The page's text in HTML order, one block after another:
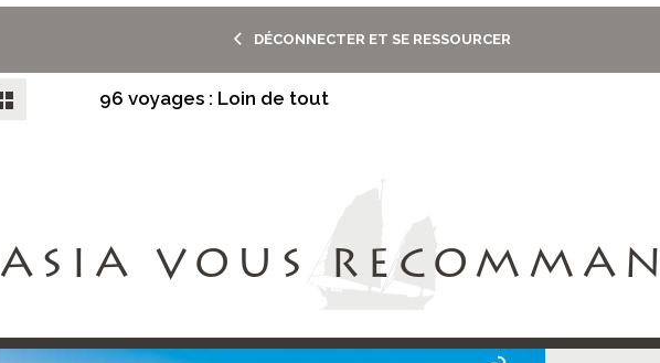
DÉCONNECTER ET SE RESSOURCER
96 voyages : Loin de tout
ASIA VOUS